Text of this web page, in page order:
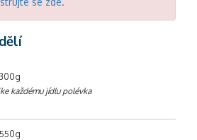
300g
každému jídlu polévka
550g